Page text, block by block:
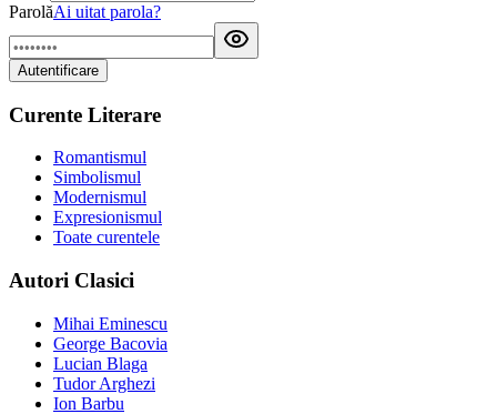
ParolăAi uitat parola?
Autentificare
Curente Literare
Romantismul
Simbolismul
Modernismul
Expresionismul
Toate curentele
Autori Clasici
Mihai Eminescu
George Bacovia
Lucian Blaga
Tudor Arghezi
Ion Barbu